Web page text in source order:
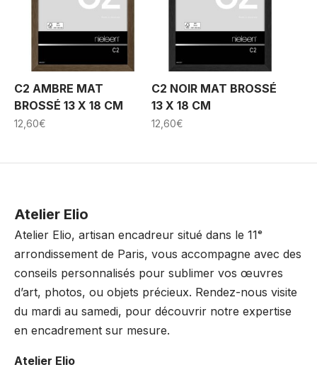
C2 AMBRE MAT
BROSSÉ 13 X 18 CM
12,60€
C2 NOIR MAT BROSSÉ
13 X 18 CM
12,60€
Atelier Elio
Atelier Elio, artisan encadreur situé dans le 11ᵉ
arrondissement de Paris, vous accompagne avec des
conseils personnalisés pour sublimer vos œuvres
d’art, photos, ou objets précieux. Rendez-nous visite
du mardi au samedi, pour découvrir notre expertise
en encadrement sur mesure.
Atelier Elio